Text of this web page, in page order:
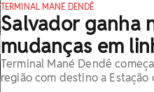
TERMINAL MANÉ DENDÊ
Salvador ganha
mudanças em
Terminal Mané Dendê
região com destino a Estação